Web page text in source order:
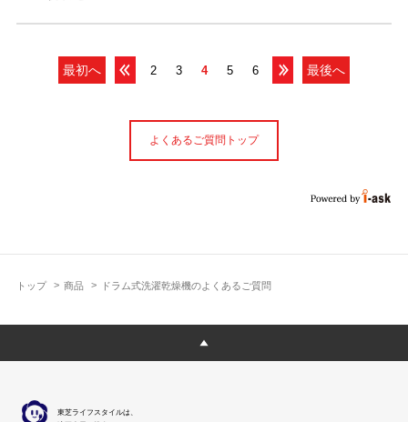
トップ 商品 ドラム式洗濯乾燥機のよくあるご質問
最初へ 2 3 4 5 6 最後へ
よくあるご質問トップ
東芝ライフスタイルは、